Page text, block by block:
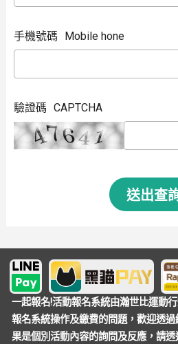
手機號碼 Mobile hone
驗證碼 CAPTCHA
送出查
一起報名!活動報名系統由瀚世比運動
報名系統操作及繳費的問題，歡迎透
果是個別活動內容的詢問及反應，請